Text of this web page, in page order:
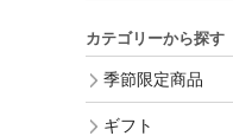
カテゴリーから探す
季節限定商品
ギフト